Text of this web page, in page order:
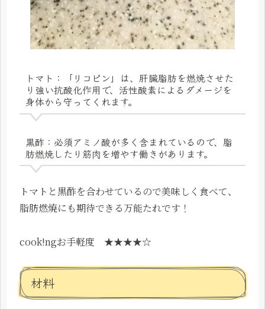
トマト：「リコピン」は、肝臓脂肪を燃焼させた
り強い抗酸化作用で、活性酸素によるダメージを
身体から守ってくれます。
黒酢：必須アミノ酸が多く含まれているので、脂
肪燃焼したり筋肉を増やす働きがあります。
トマトと黒酢を合わせているので美味しく食べて、
脂肪燃焼にも期待できる万能たれです！
cook!ngお手軽度 ★★★★☆
材料